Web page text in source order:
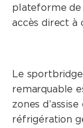
plateforme de
accès direct à
Le
remarquable
zones
réfrigération